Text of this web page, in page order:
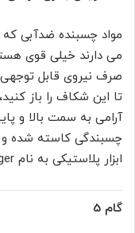
مواد چسبنده ضدآبی
می دارند خیلی قوی
صرف نیروی قابل
تا این شکاف را باز
آرامی به سمت بالا و
چسبندگی کاسته شده و
ابزار پلاستیکی به نام spudger را در داخل این شکاف قرار دهید.
گام 5